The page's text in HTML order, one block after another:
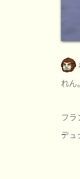
れん
フラ
デュ